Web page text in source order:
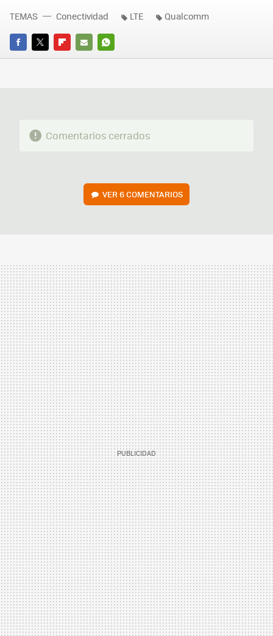
FACEBOOK
TWITTERFLIPBOARD
E-
WHATSAPP
TEMAS Conectividad LTE Qualcomm
Comentarios cerrados
VER 6 COMENTARIOS